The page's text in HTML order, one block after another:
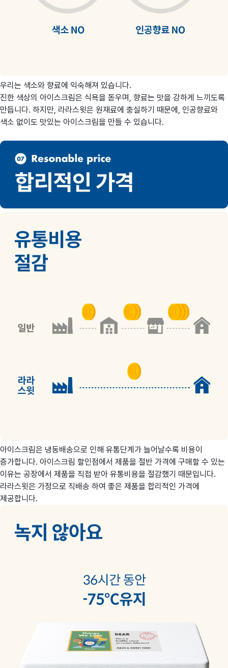
우리는 색소와 향료에 익숙해져 있습니다.
진한 색상의 아이스크림은 식욕을 돋우며, 향료는 맛을 강하게 느끼도록
만듭니다. 하지만, 라라스윗은 원재료에 충실하기 때문에, 인공향료와
색소 없이도 맛있는 아이스크림을 만들 수 있습니다.
아이스크림은 냉동배송으로 인해 유통단계가 늘어날수록 비용이
증가합니다. 아이스크림 할인점에서 제품을 절반 가격에 구매할 수 있는
이유는 공장에서 제품을 직접 받아 유통비용을 절감했기 때문입니다.
라라스윗은 가정으로 직배송 하여 좋은 제품을 합리적인 가격에
제공합니다.